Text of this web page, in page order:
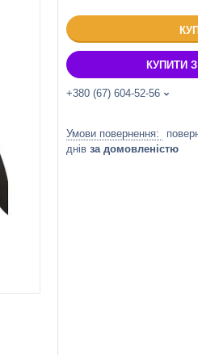
КУПИТИ З
+380 (67) 604-52-56
днів за домовленістю